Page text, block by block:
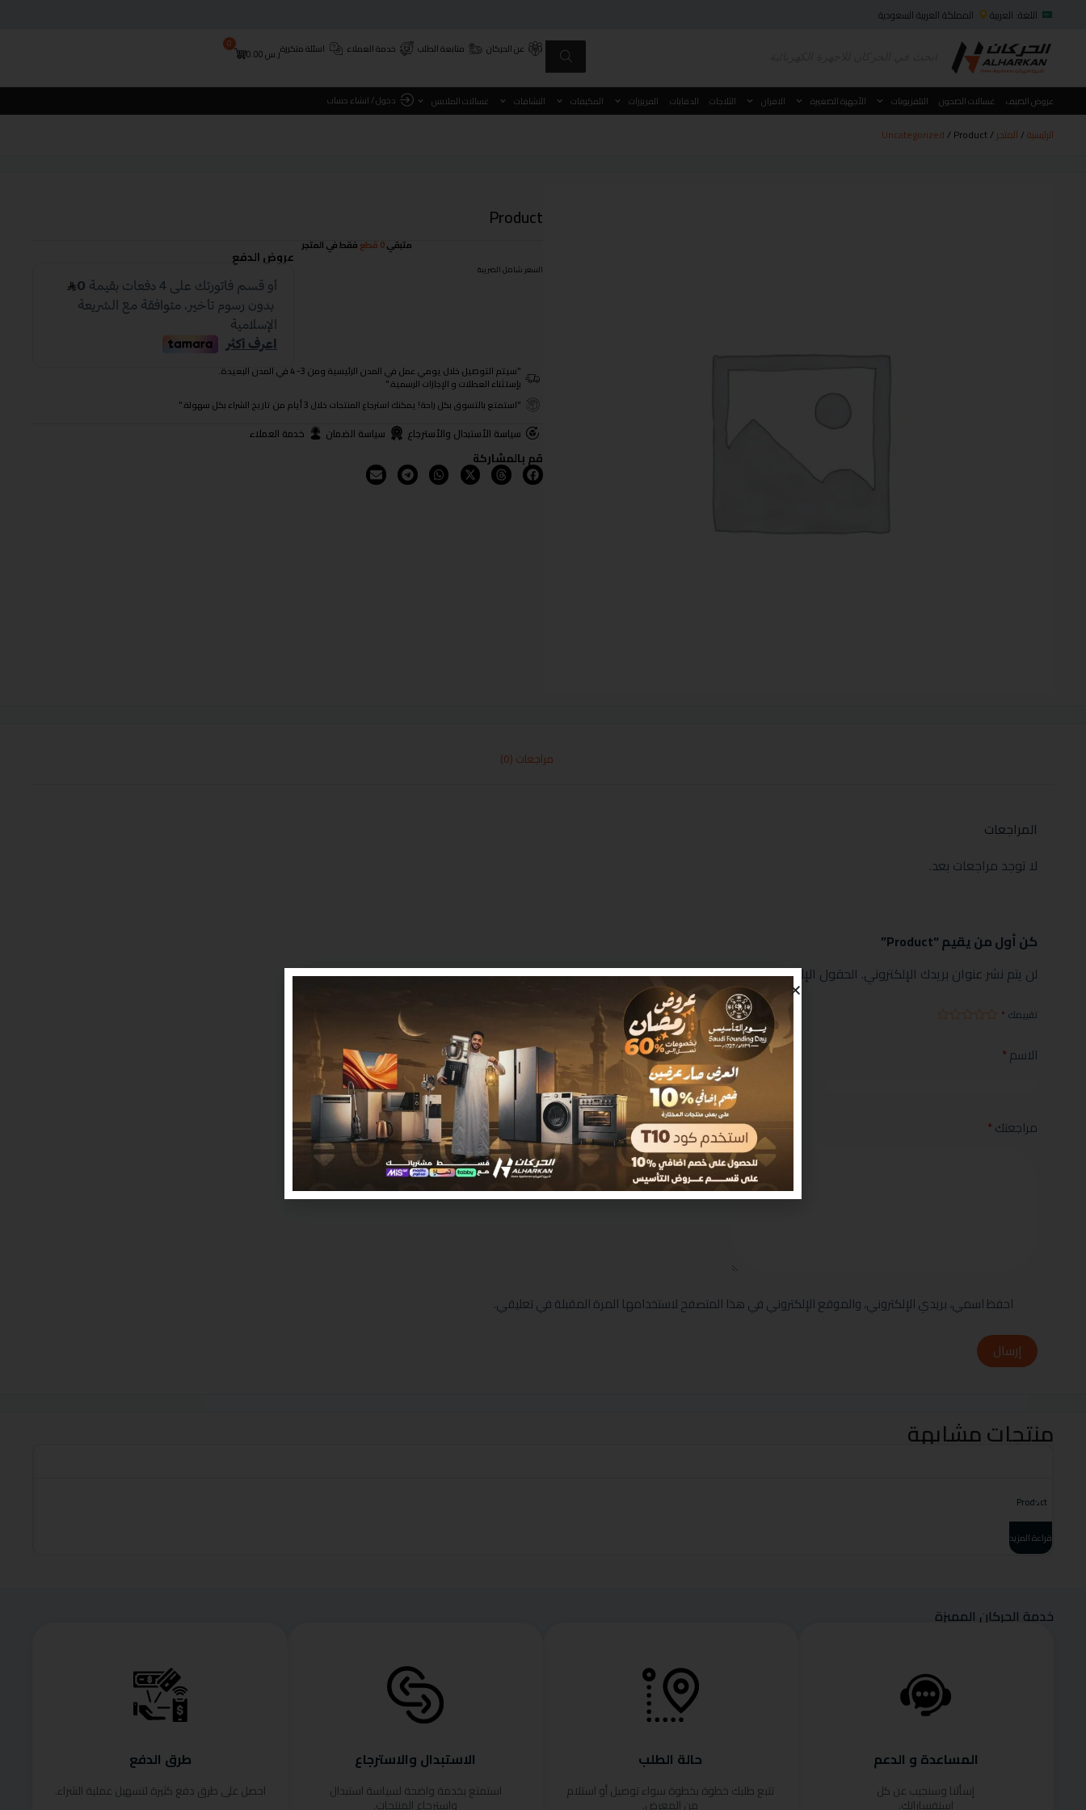
اللغة: العربية المملكة العربية السعودية
عن الحركان متابعة الطلب خدمة العملاء اسئلة متكررةر.س0.00
0
عروض الصيف غسالات الصحون التلفزيونات الأجهزة الصغيرة الافران الثلاجات الدفايات الفريزرات المكيفات النشافات غسالات الملابس دخول / انشاء حساب
الرئيسية/ المتجر /
Uncategorized / Product
Product
السعر شامل الضريبة
متبقي0 قطع فقط في المتجر
عروض الدفع
"سيتم التوصيل خلال يومي عمل في المدن الرئيسية ومن 3- 4 في المدن البعيدة.
بإستثناء العطلات و الإجازات الرسمية."
"استمتع بالتسوق بكل راحة! يمكنك استرجاع المنتجات خلال 3 أيام من تاريخ الشراء بكل سهولة."
سياسة الأستبدال والأسترجاع سياسة الضمان خدمة العملاء
قم بالمشاركة
مراجعات (0)
المراجعات
لا توجد مراجعات بعد.
كن أول من يقيم “Product”
لن يتم نشر عنوان بريدك الإلكتروني. الحقول الإلزامية مشار إليها بـ*
تقييمك *
الاسم* البريد الإلكتروني*
مراجعتك*
احفظ اسمي، بريدي الإلكتروني، والموقع الإلكتروني في هذا المتصفح لاستخدامها المرة المقبلة في تعليقي.
إرسال
منتجات مشابهة
Product
قراءة المزيد
خدمة الحركان المميزة
المساعدة و الدعم
إسألنا وسنجيب عن كل
استفساراتك.
حالة الطلب
تتبع طلبك خطوة بخطوة سواء توصيل أو استلام
من المعرض.
الاستبدال والاسترجاع
استمتع بخدمة واضحة لسياسة استبدال
واسترجاع المنتجات.
طرق الدفع
احصل على طرق دفع كثيرة لتسهيل عملية الشراء.